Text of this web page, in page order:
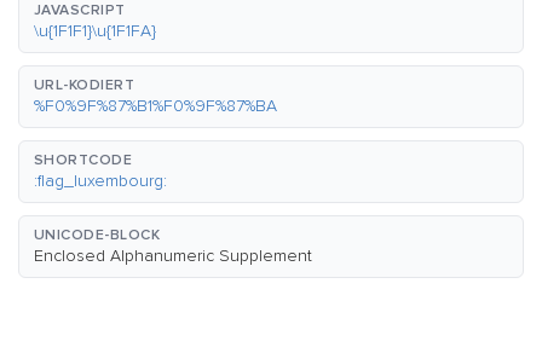
JAVASCRIPT
\u{1F1F1}\u{1F1FA}
URL-KODIERT
%F0%9F%87%B1%F0%9F%87%BA
SHORTCODE
:flag_luxembourg:
UNICODE-BLOCK
Enclosed Alphanumeric Supplement